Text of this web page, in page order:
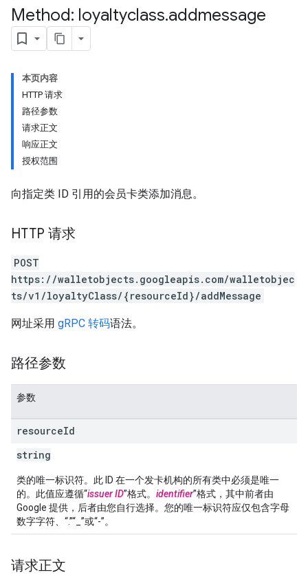
Method: loyaltyclass.addmessage
本页内容
HTTP 请求
路径参数
请求正文
响应正文
授权范围
向指定类 ID 引用的会员卡类添加消息。
HTTP 请求
POST
https://walletobjects.googleapis.com/walletobjec
ts/v1/loyaltyClass/{resourceId}/addMessage
网址采用 gRPC 转码语法。
路径参数
参数
resourceId
string
类的唯一标识符。此 ID 在一个发卡机构的所有类中必须是唯一
的。此值应遵循“issuer ID”格式。 identifier”格式，其中前者由
Google 提供，后者由您自行选择。您的唯一标识符应仅包含字母
数字字符、“.”“_”或“-”。
请求正文